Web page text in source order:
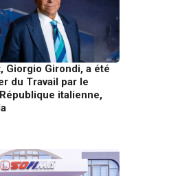
Giorgio Girondi, a été
du Travail par le
italienne,